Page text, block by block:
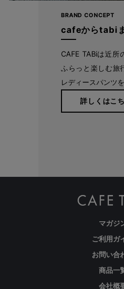
BRAND CONCEPT
cafeからtabi
CAFE TABiは近所
ふらっと楽しむ旅
レディースパンツ
詳しくはこ
マガジ
ご利用ガ
お問い合
商品一
会社概